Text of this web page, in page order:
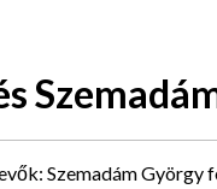
Szemadám